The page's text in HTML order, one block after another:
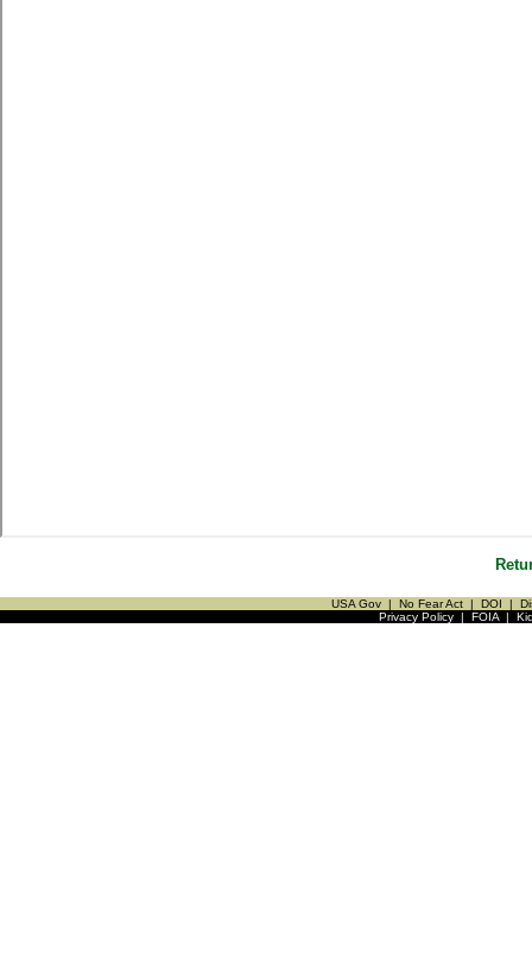
USA Gov | No Fear Act | DOI |
Privacy Policy| FOIA|